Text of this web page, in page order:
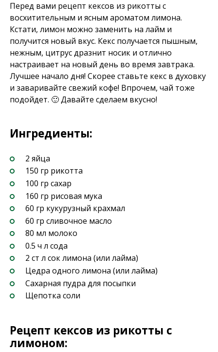
Перед вами рецепт кексов из рикотты с
восхитительным и ясным ароматом лимона.
Кстати, лимон можно заменить на лайм и
получится новый вкус. Кекс получается пышным,
нежным, цитрус дразнит носик и отлично
настраивает на новый день во время завтрака.
Лучшее начало дня! Скорее ставьте кекс в духовку
и заваривайте свежий кофе! Впрочем, чай тоже
подойдет. 🙂 Давайте сделаем вкусно!
Ингредиенты:
2 яйца
150 гр рикотта
100 гр сахар
160 гр рисовая мука
60 гр кукурузный крахмал
60 гр сливочное масло
80 мл молоко
0.5 ч л сода
2 ст л сок лимона (или лайма)
Цедра одного лимона (или лайма)
Сахарная пудра для посыпки
Щепотка соли
Рецепт кексов из рикотты с
лимоном: